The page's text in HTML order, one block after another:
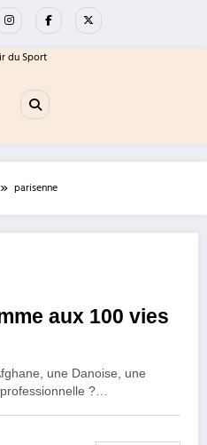
parisenne
aux 100 vies
une Danoise, une
?…